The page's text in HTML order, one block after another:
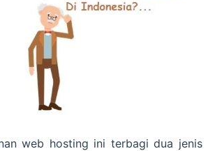
web hosting ini terbagi dua jenis